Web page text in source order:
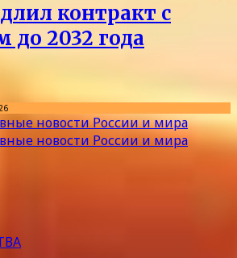
контракт с
до 2032 года